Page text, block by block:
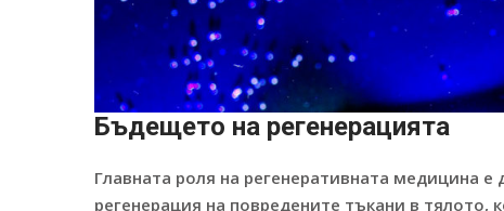
Бъдещето на регенерацията
Главната роля на регенеративната медицина
регенерация на повредените тъкани в